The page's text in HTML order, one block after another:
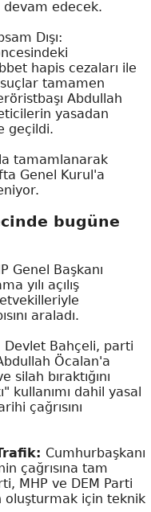
devam edecek.
Dışı:
hapis cezaları ile
tamamen
Abdullah
yasadan
geçildi.
tamamlanarak
Genel Kurul'a
bugüne
Genel Başkanı
yılı açılış
araladı.
Devlet Bahçeli, parti
Öcalan'a
bıraktığını
kullanımı dahil yasal
çağrısını
Cumhurbaşkanı
çağrısına tam
MHP ve DEM Parti
oluşturmak için teknik